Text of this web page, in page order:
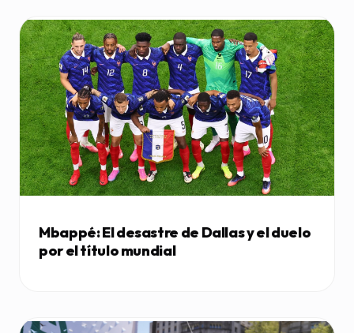
Mbappé: El desastre de Dallas y el duelo
por el título mundial